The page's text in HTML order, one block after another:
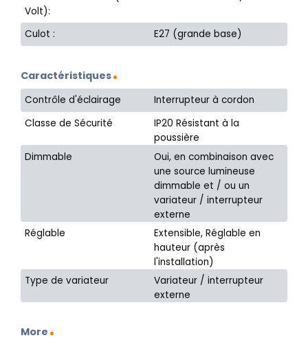
Volt):
Culot : E27 (grande base)
Caractéristiques
Contrôle d'éclairage
Interrupteur à cordon
Classe de Sécurité
IP20 Résistant à la
poussière
Dimmable
Oui, en combinaison avec
une source lumineuse
dimmable et / ou un
variateur / interrupteur
externe
Réglable
Extensible, Réglable en
hauteur (après
l'installation)
Type de variateur
Variateur / interrupteur
externe
More